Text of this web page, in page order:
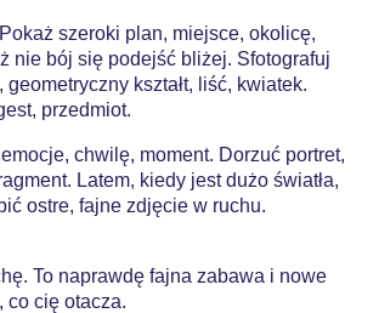
szeroki plan, miejsce, okolicę,
nie bój się podejść bliżej. Sfotografuj
geometryczny kształt, liść, kwiatek.
przedmiot.
chwilę, moment. Dorzuć portret,
Latem, kiedy jest dużo światła,
ostre, fajne zdjęcie w ruchu.
To naprawdę fajna zabawa i nowe
co cię otacza.